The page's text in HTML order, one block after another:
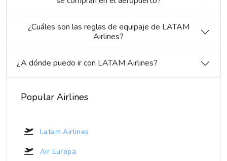
¿Cuáles son las reglas de equipaje de LATAM
Airlines?
¿A dónde puedo ir con LATAM Airlines?
Popular Airlines
Latam Airlines
Air Europa